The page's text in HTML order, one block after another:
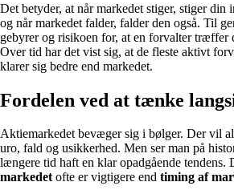
Det betyder, at når markedet stiger, stiger din
og når markedet falder, falder den også. Til
gebyrer og risikoen for, at en forvalter træffer
Over tid har det vist sig, at de fleste aktivt
klarer sig bedre end markedet.
Fordelen ved at tænke
Aktiemarkedet bevæger sig i bølger. Der vil
uro, fald og usikkerhed. Men ser man på
længere tid haft en klar opadgående tendens.
markedetofte er vigtigere end timing af